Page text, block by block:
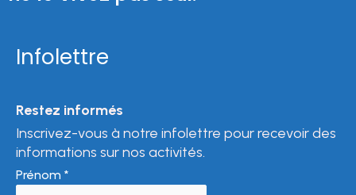
Infolettre
Restez informés
Inscrivez-vous à notre infolettre pour recevoir des
informations sur nos activités.
Prénom *